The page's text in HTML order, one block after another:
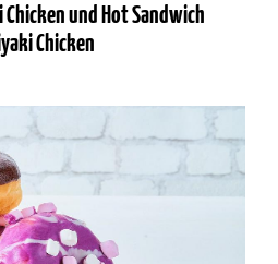
und Hot Sandwich
Chicken